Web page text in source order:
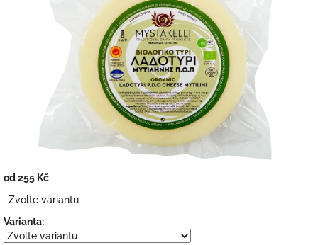
od255 Kč
cena:
Zvolte variantu
Varianta: